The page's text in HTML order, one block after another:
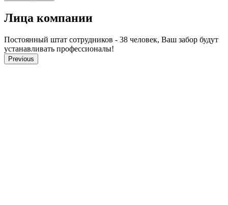
Лица компании
Постоянный штат сотрудников - 38 человек, Ваш забор будут
устанавливать профессионалы!
Previous